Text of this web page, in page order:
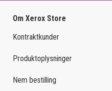
Om Xerox Store
Kontraktkunder
Produktoplysninger
Nem bestilling